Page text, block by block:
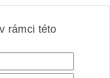
rámci této